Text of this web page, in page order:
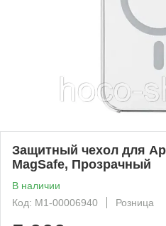
Защитный чехол для
MagSafe, Прозрачный
В наличии
Код: М1-00006940
Розница